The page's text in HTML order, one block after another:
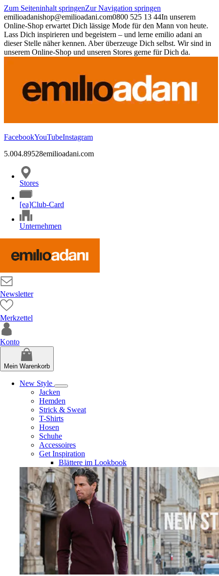
Zum Seiteninhalt springenZur Navigation springen
emilioadanishop@emilioadani.com0800 525 13 44In unserem
Online-Shop erwartet Dich lässige Mode für den Mann von heute.
Lass Dich inspirieren und begeistern – und lerne emilio adani an
dieser Stelle näher kennen. Aber überzeuge Dich selbst. Wir sind in
unserem Online-Shop und unseren Stores gerne für Dich da.
FacebookYouTubeInstagram
5.004.89528emilioadani.com
Stores
[ea]Club-Card
Unternehmen
Newsletter
Merkzettel
Konto
Mein Warenkorb
New Style
Jacken
Hemden
Strick & Sweat
T-Shirts
Hosen
Schuhe
Accessoires
Get Inspiration
Blättere im Lookbook